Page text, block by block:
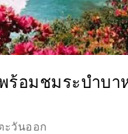
ร้อมชมระบำบา
ะวันออก